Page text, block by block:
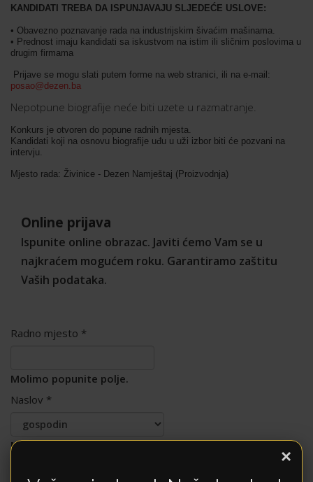
KANDIDATI TREBA DA ISPUNJAVAJU SLJEDEĆE USLOVE:
• Obavezno poznavanje rada na industrijskim šivaćim mašinama.
• Prednost imaju kandidati sa iskustvom na istim ili sličnim poslovima u
drugim firmama
Prijave se mogu slati putem forme na web stranici, ili na e-mail:
posao@dezen.ba
Nepotpune biografije neće biti uzete u razmatranje.
Konkurs je otvoren do popune radnih mjesta.
Kandidati koji na osnovu biografije uđu u uži izbor biti će pozvani na
intervju.
Mjesto rada: Živinice - Dezen Namještaj (Proizvodnja)
Online prijava
Ispunite online obrazac. Javiti ćemo Vam se u
najkraćem mogućem roku. Garantiramo zaštitu
Vaših podataka.
Radno mjesto *
Molimo popunite polje.
Naslov *
Molimo
×